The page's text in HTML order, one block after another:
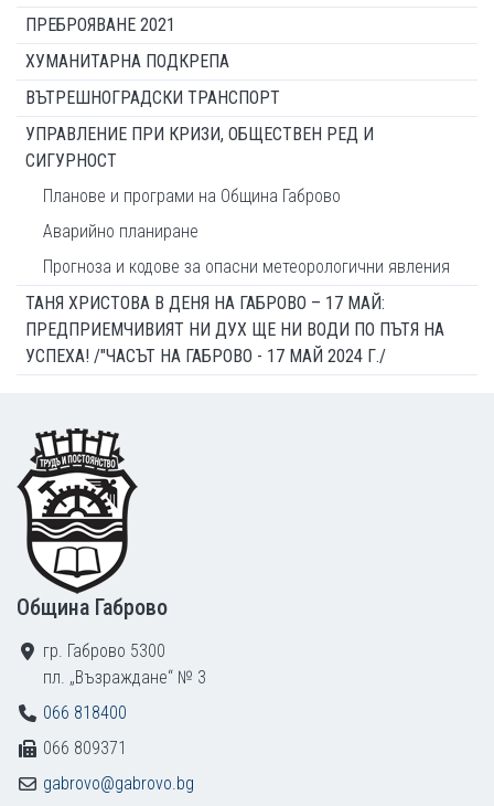
ПРЕБРОЯВАНЕ 2021
ХУМАНИТАРНА ПОДКРЕПА
ВЪТРЕШНОГРАДСКИ ТРАНСПОРТ
УПРАВЛЕНИЕ ПРИ КРИЗИ, ОБЩЕСТВЕН РЕД И
СИГУРНОСТ
Планове и програми на Община Габрово
Аварийно планиране
Прогноза и кодове за опасни метеорологични явления
ТАНЯ ХРИСТОВА В ДЕНЯ НА ГАБРОВО – 17 МАЙ:
ПРЕДПРИЕМЧИВИЯТ НИ ДУХ ЩЕ НИ ВОДИ ПО ПЪТЯ НА
УСПЕХА! /"ЧАСЪТ НА ГАБРОВО - 17 МАЙ 2024 Г./
Footer
Община Габрово
гр. Габрово 5300
пл. „Възраждане“ № 3
066 818400
066 809371
gabrovo@gabrovo.bg